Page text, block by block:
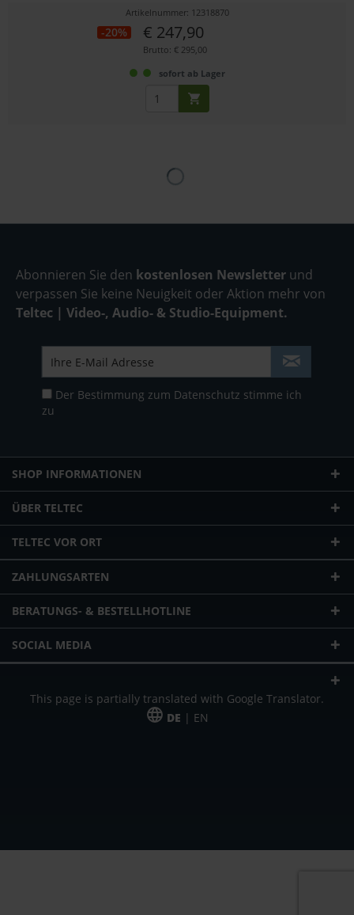
Artikelnummer: 12318870
-20% € 247,90
Brutto: € 295,00
sofort ab Lager
Abonnieren Sie den kostenlosen Newsletter und
verpassen Sie keine Neuigkeit oder Aktion mehr von
Teltec | Video-, Audio- & Studio-Equipment.
Der Bestimmung zum Datenschutz stimme ich
zu
SHOP INFORMATIONEN
ÜBER TELTEC
TELTEC VOR ORT
ZAHLUNGSARTEN
BERATUNGS- & BESTELLHOTLINE
SOCIAL MEDIA
This page is partially translated with Google Translator.
DE | EN